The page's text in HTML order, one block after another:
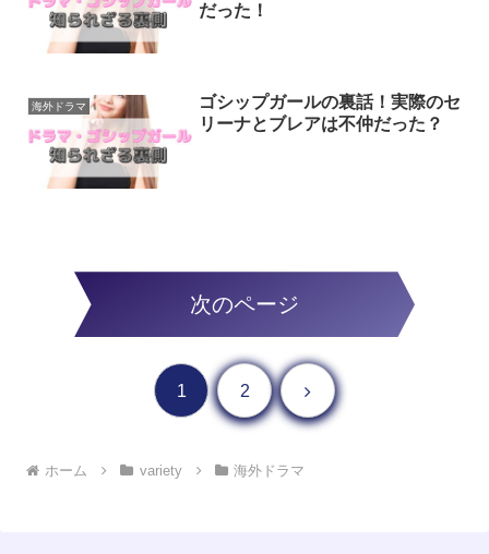
だった！
海外ドラマ
ゴシップガールの裏話！実際のセ
リーナとブレアは不仲だった？
次のページ
1 2 次へ
ホーム variety 海外ドラマ